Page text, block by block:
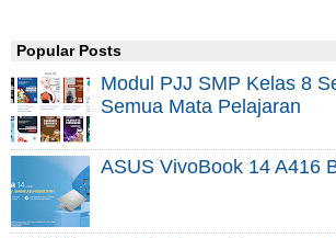
Popular Posts
Modul PJJ SMP Kelas 8
Semua Mata Pelajaran
ASUS VivoBook 14 A416